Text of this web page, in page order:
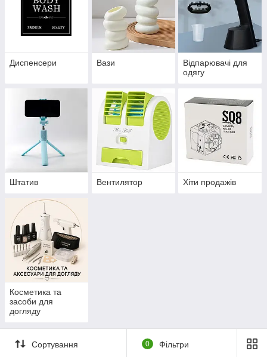
Диспенсери Вази
Відпарювачі для
одягу
Штатив Вентилятор Хіти продажів
Косметика та
засоби для
догляду
Сортування 0 Фільтри